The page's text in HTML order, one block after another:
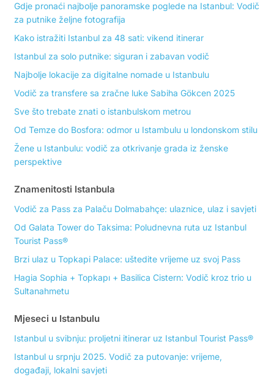
Gdje pronaći najbolje panoramske poglede na Istanbul: Vodič
za putnike željne fotografija
Kako istražiti Istanbul za 48 sati: vikend itinerar
Istanbul za solo putnike: siguran i zabavan vodič
Najbolje lokacije za digitalne nomade u Istanbulu
Vodič za transfere sa zračne luke Sabiha Gökcen 2025
Sve što trebate znati o istanbulskom metrou
Od Temze do Bosfora: odmor u Istambulu u londonskom stilu
Žene u Istanbulu: vodič za otkrivanje grada iz ženske
perspektive
Znamenitosti Istanbula
Vodič za Pass za Palaču Dolmabahçe: ulaznice, ulaz i savjeti
Od Galata Tower do Taksima: Poludnevna ruta uz Istanbul
Tourist Pass®
Brzi ulaz u Topkapi Palace: uštedite vrijeme uz svoj Pass
Hagia Sophia + Topkapı + Basilica Cistern: Vodič kroz trio u
Sultanahmetu
Mjeseci u Istanbulu
Istanbul u svibnju: proljetni itinerar uz Istanbul Tourist Pass®
Istanbul u srpnju 2025. Vodič za putovanje: vrijeme,
događaji, lokalni savjeti